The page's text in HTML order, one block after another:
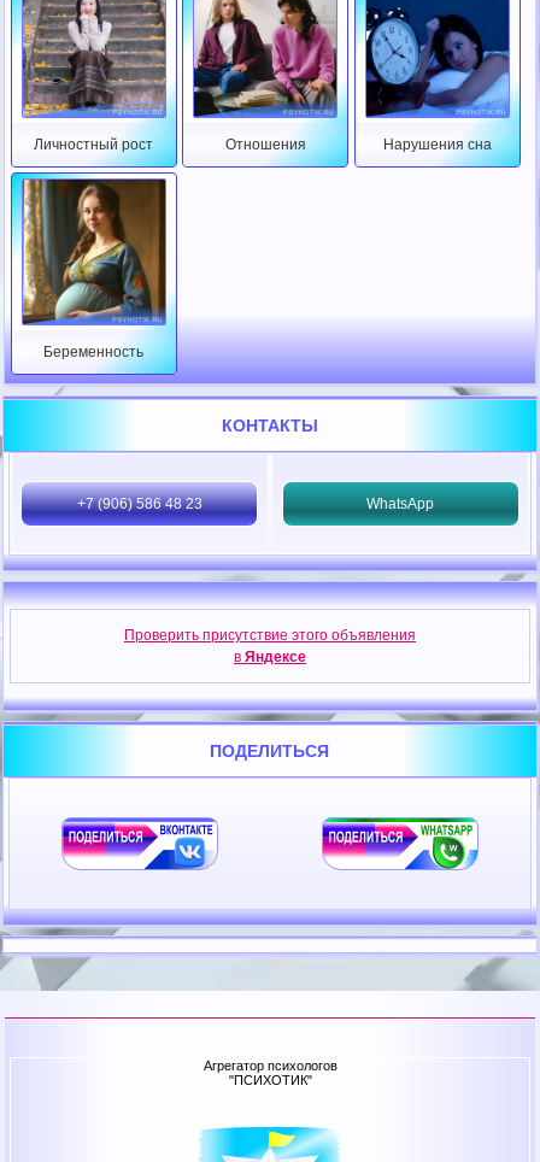
Личностный рост Отношения Нарушения сна
Беременность
КОНТАКТЫ
+7 (906) 586 48 23 WhatsApp
Проверить присутствие этого объявления
в Яндексе
ПОДЕЛИТЬСЯ
Агрегатор психологов
"ПСИХОТИК"